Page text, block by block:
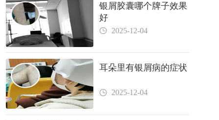
银屑胶囊哪个牌子效果
好
2025-12-04
耳朵里有银屑病的症状
2025-12-04